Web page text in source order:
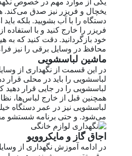
یکی از موارد مهم در خصوص
یخچال و فریزر نیز صدق می‌کند.
دستگاه را با آب بشویید. بلکه
فریزر را خارج کنید و با
خود بازگردانید. دقت کنید که
محافظ در وسایل برقی را نیز
ماشین لباسشویی
در این قسمت از نگهداری از
لباسشویی را باید در محلی
لباسشویی را در جایی قرار
همچنین قبل از خارج لباس‌ها،
لباسشویی نیز در عمر دستگاه
می‌شود. و حتی برنامه
اجاق گاز و مایکروویو
در ادامه آموزش نگهداری از